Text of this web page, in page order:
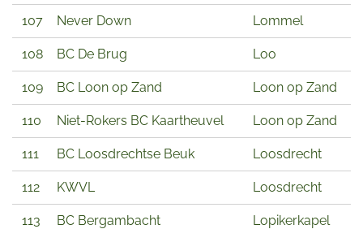
107 Never Down Lommel
108 BC De Brug Loo
109 BC Loon op Zand Loon op Zand
110 Niet-Rokers BC Kaartheuvel Loon op Zand
111 BC Loosdrechtse Beuk Loosdrecht
112 KWVL Loosdrecht
113 BC Bergambacht Lopikerkapel